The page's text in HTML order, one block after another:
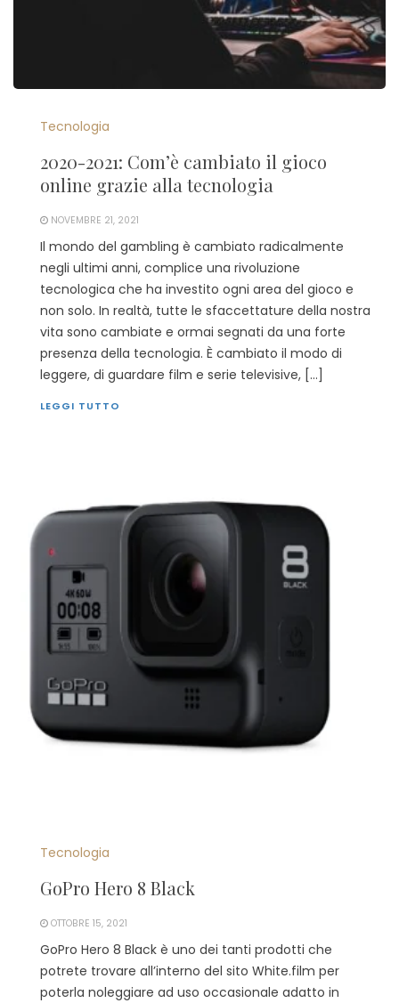
Tecnologia
2020-2021: Com’è cambiato il gioco
online grazie alla tecnologia
NOVEMBRE 21, 2021
Il mondo del gambling è cambiato radicalmente
negli ultimi anni, complice una rivoluzione
tecnologica che ha investito ogni area del gioco e
non solo. In realtà, tutte le sfaccettature della nostra
vita sono cambiate e ormai segnati da una forte
presenza della tecnologia. È cambiato il modo di
leggere, di guardare film e serie televisive, […]
LEGGI TUTTO
Tecnologia
GoPro Hero 8 Black
OTTOBRE 15, 2021
GoPro Hero 8 Black è uno dei tanti prodotti che
potrete trovare all’interno del sito White.film per
poterla noleggiare ad uso occasionale adatto in